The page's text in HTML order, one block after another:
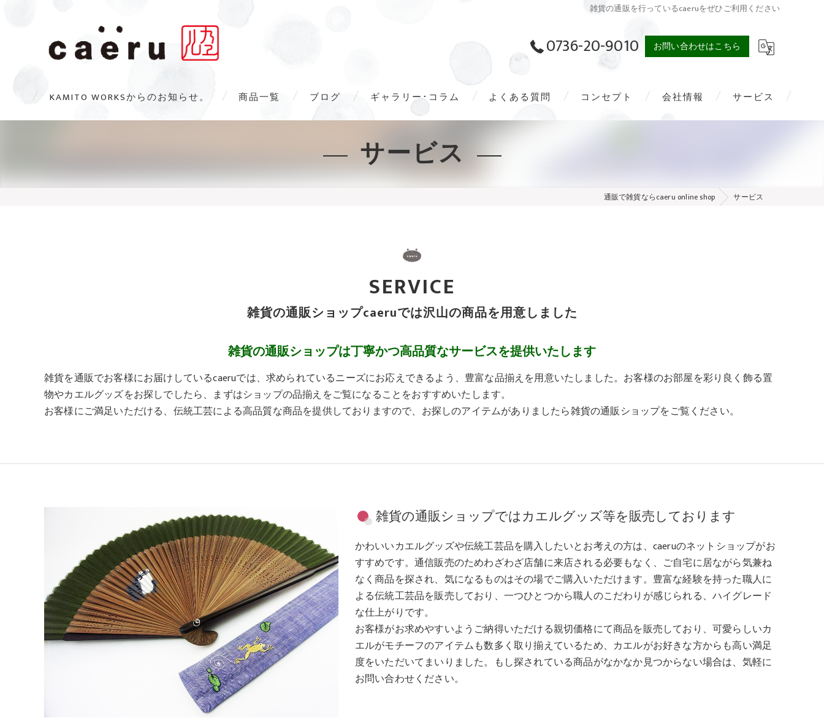
雑貨の通販を行っているcaeruをぜひご利用ください
0736-20-9010 お問い合わせはこちら
KAMITO WORKSからのお知らせ。 商品一覧 ブログ ギャラリー･コラム よくある質問 コンセプト 会社情報 サービス
サービス
通販で雑貨ならcaeru online shop サービス
雑貨の通販ショップcaeruでは沢山の商品を用意しました
SERVICE
雑貨の通販ショップは丁寧かつ高品質なサービスを提供いたします
雑貨を通販でお客様にお届けしているcaeruでは、求められているニーズにお応えできるよう、豊富な品揃えを用意いたしました。お客様のお部屋を彩り良く飾る置
物やカエルグッズをお探しでしたら、まずはショップの品揃えをご覧になることをおすすめいたします。
お客様にご満足いただける、伝統工芸による高品質な商品を提供しておりますので、お探しのアイテムがありましたら雑貨の通販ショップをご覧ください。
雑貨の通販ショップではカエルグッズ等を販売しております
かわいいカエルグッズや伝統工芸品を購入したいとお考えの方は、caeruのネットショップがお
すすめです。通信販売のためわざわざ店舗に来店される必要もなく、ご自宅に居ながら気兼ね
なく商品を探され、気になるものはその場でご購入いただけます。豊富な経験を持った職人に
よる伝統工芸品を販売しており、一つひとつから職人のこだわりが感じられる、ハイグレード
な仕上がりです。
お客様がお求めやすいようご納得いただける親切価格にて商品を販売しており、可愛らしいカ
エルがモチーフのアイテムも数多く取り揃えているため、カエルがお好きな方からも高い満足
度をいただいてまいりました。もし探されている商品がなかなか見つからない場合は、気軽に
お問い合わせください。